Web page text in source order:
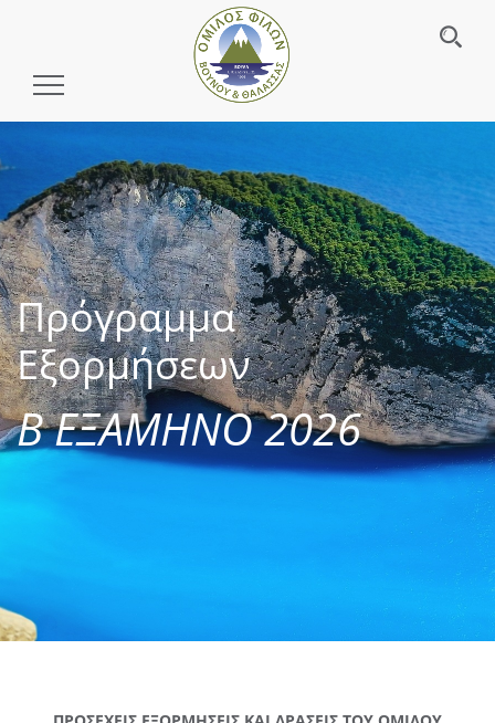
Toggle
Πρόγραμμα
Εξορμήσεων
Β ΕΞΑΜΗΝΟ 2026